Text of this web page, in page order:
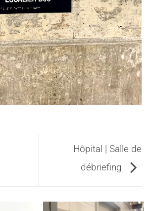
Hôpital | Salle de
débriefing